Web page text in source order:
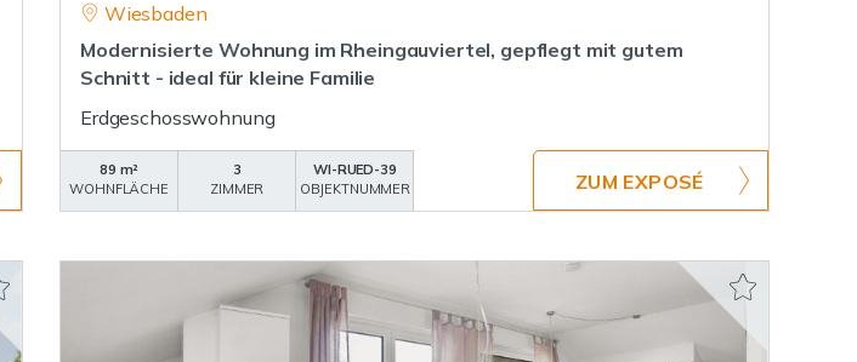
Wiesbaden
Modernisierte Wohnung im Rheingauviertel, gepflegt mit gutem
Schnitt - ideal für kleine Familie
Erdgeschosswohnung
89 m²
WOHNFLÄCHE
3
ZIMMER
WI-RUED-39
OBJEKTNUMMER
ZUM EXPOSÉ